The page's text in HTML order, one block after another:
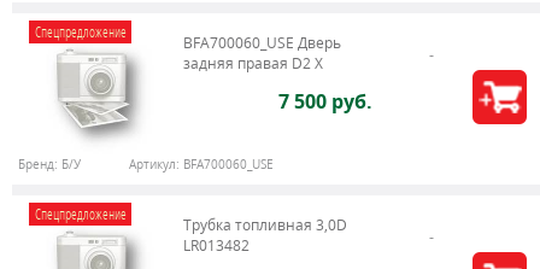
Спецпредложение
BFA700060_USE Дверь
задняя правая D2 X
7 500 руб.
Бренд: Б/У Артикул: BFA700060_USE
Спецпредложение
Трубка топливная 3,0D
LR013482